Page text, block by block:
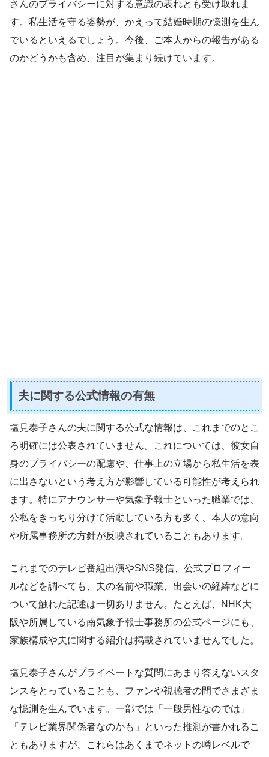
さんのプライバシーに対する意識の表れとも受け取れま
す。私生活を守る姿勢が、かえって結婚時期の憶測を生ん
でいるといえるでしょう。今後、ご本人からの報告がある
のかどうかも含め、注目が集まり続けています。
夫に関する公式情報の有無
塩見泰子さんの夫に関する公式な情報は、これまでのとこ
ろ明確には公表されていません。これについては、彼女自
身のプライバシーの配慮や、仕事上の立場から私生活を表
に出さないという考え方が影響している可能性が考えられ
ます。特にアナウンサーや気象予報士といった職業では、
公私をきっちり分けて活動している方も多く、本人の意向
や所属事務所の方針が反映されていることもあります。
これまでのテレビ番組出演やSNS発信、公式プロフィー
ルなどを調べても、夫の名前や職業、出会いの経緯などに
ついて触れた記述は一切ありません。たとえば、NHK大
阪や所属している南気象予報士事務所の公式ページにも、
家族構成や夫に関する紹介は掲載されていませんでした。
塩見泰子さんがプライベートな質問にあまり答えないスタ
ンスをとっていることも、ファンや視聴者の間でさまざま
な憶測を生んでいます。一部では「一般男性なのでは」
「テレビ業界関係者なのかも」といった推測が書かれるこ
ともありますが、これらはあくまでネットの噂レベルで